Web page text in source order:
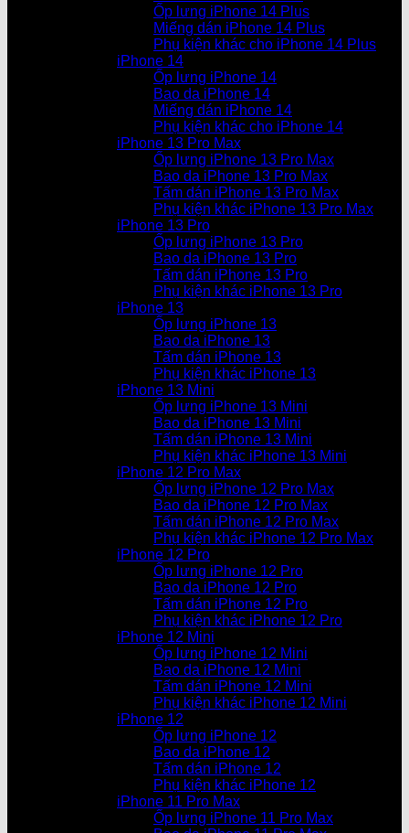
Ốp lưng iPhone 14 Plus
Miếng dán iPhone 14 Plus
Phụ kiện khác cho iPhone 14 Plus
iPhone 14
Ốp lưng iPhone 14
Bao da iPhone 14
Miếng dán iPhone 14
Phụ kiện khác cho iPhone 14
iPhone 13 Pro Max
Ốp lưng iPhone 13 Pro Max
Bao da iPhone 13 Pro Max
Tấm dán iPhone 13 Pro Max
Phụ kiện khác iPhone 13 Pro Max
iPhone 13 Pro
Ốp lưng iPhone 13 Pro
Bao da iPhone 13 Pro
Tấm dán iPhone 13 Pro
Phụ kiện khác iPhone 13 Pro
iPhone 13
Ốp lưng iPhone 13
Bao da iPhone 13
Tấm dán iPhone 13
Phụ kiện khác iPhone 13
iPhone 13 Mini
Ốp lưng iPhone 13 Mini
Bao da iPhone 13 Mini
Tấm dán iPhone 13 Mini
Phụ kiện khác iPhone 13 Mini
iPhone 12 Pro Max
Ốp lưng iPhone 12 Pro Max
Bao da iPhone 12 Pro Max
Tấm dán iPhone 12 Pro Max
Phụ kiện khác iPhone 12 Pro Max
iPhone 12 Pro
Ốp lưng iPhone 12 Pro
Bao da iPhone 12 Pro
Tấm dán iPhone 12 Pro
Phụ kiện khác iPhone 12 Pro
iPhone 12 Mini
Ốp lưng iPhone 12 Mini
Bao da iPhone 12 Mini
Tấm dán iPhone 12 Mini
Phụ kiện khác iPhone 12 Mini
iPhone 12
Ốp lưng iPhone 12
Bao da iPhone 12
Tấm dán iPhone 12
Phụ kiện khác iPhone 12
iPhone 11 Pro Max
Ốp lưng iPhone 11 Pro Max